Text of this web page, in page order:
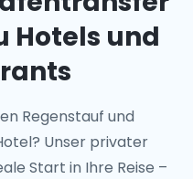
Hotels und
Regenstauf und
Unser privater
Start in Ihre Reise –